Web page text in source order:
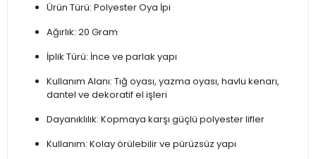
Ürün Türü: Polyester Oya İpi
Ağırlık: 20 Gram
İplik Türü: İnce ve parlak yapı
Kullanım Alanı: Tığ oyası, yazma oyası, havlu kenarı,
dantel ve dekoratif el işleri
Dayanıklılık: Kopmaya karşı güçlü polyester lifler
Kullanım: Kolay örülebilir ve pürüzsüz yapı